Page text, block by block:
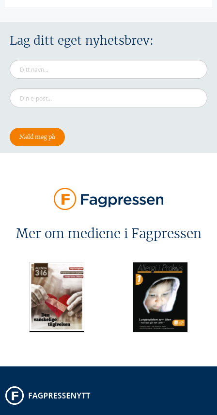
Lag ditt eget nyhetsbrev:
Mer om mediene i Fagpressen